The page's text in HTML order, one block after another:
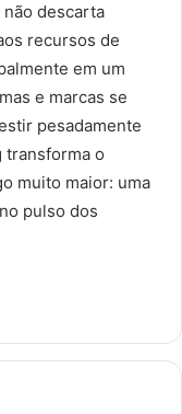
não descarta
recursos de
em um
e marcas se
pesadamente
transforma o
muito maior: uma
pulso dos